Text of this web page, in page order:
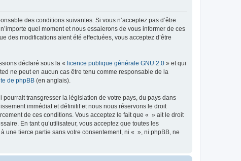
des conditions suivantes. Si vous n’acceptez pas d’être
quel moment et nous essaierons de vous informer de ces
des modifications aient été effectuées, vous acceptez d’être
déclaré sous la « licence publique générale GNU 2.0 » et qui
ne peut en aucun cas être tenu comme responsable de la
de phpBB (en anglais).
transgresser la législation de votre pays, du pays dans
immédiat et définitif et nous nous réservons le droit
de ces conditions. Vous acceptez le fait que « » ait le droit
En tant qu’utilisateur, vous acceptez que toutes les
une tierce partie sans votre consentement, ni « », ni phpBB, ne